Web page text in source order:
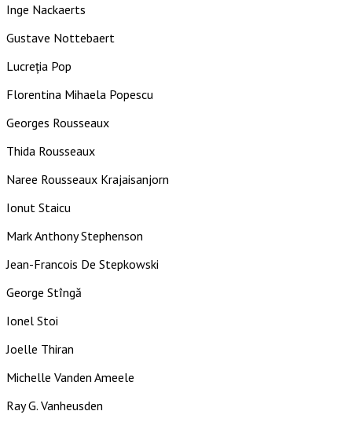
Inge Nackaerts
Gustave Nottebaert
Lucreţia Pop
Florentina Mihaela Popescu
Georges Rousseaux
Thida Rousseaux
Naree Rousseaux Krajaisanjorn
Ionut Staicu
Mark Anthony Stephenson
Jean-Francois De Stepkowski
George Stîngă
Ionel Stoi
Joelle Thiran
Michelle Vanden Ameele
Ray G. Vanheusden